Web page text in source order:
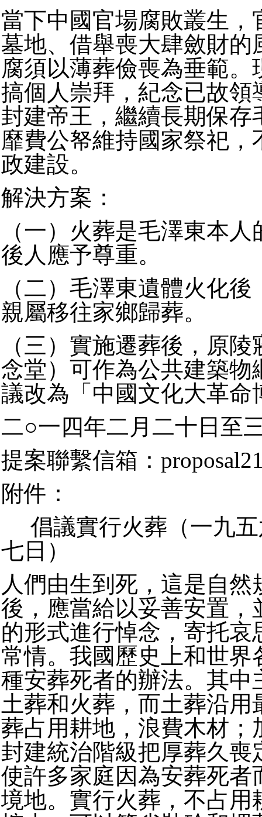
當下中國官場腐敗叢生，
墓地、借舉喪大肆斂財的
腐須以薄葬儉喪為垂範。
搞個人崇拜，紀念已故領
封建帝王，繼續長期保存
靡費公帑維持國家祭祀，
政建設。
解決方案：
（一）火葬是毛澤東本
後人應予尊重。
（二）毛澤東遺體火化
親屬移往家鄉歸葬。
（三）實施遷葬後，原
念堂）可作為公共建築物
議改為「中國文化大革命
二○一四年二月二十日至
提案聯繫信箱：
附件：
倡議實行火葬（一九五
七日）
人們由生到死，這是自然
後，應當給以妥善安置，
的形式進行悼念，寄托哀
常情。我國歷史上和世界
種安葬死者的辦法。其中
土葬和火葬，而土葬沿用
葬占用耕地，浪費木材；
封建統治階級把厚葬久喪
使許多家庭因為安葬死者
境地。實行火葬，不占用